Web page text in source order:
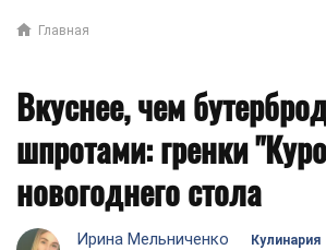
Главная
Вкуснее, чем
шпротами: гренки
новогоднего стола
Ирина Мельниченко
Кулинария